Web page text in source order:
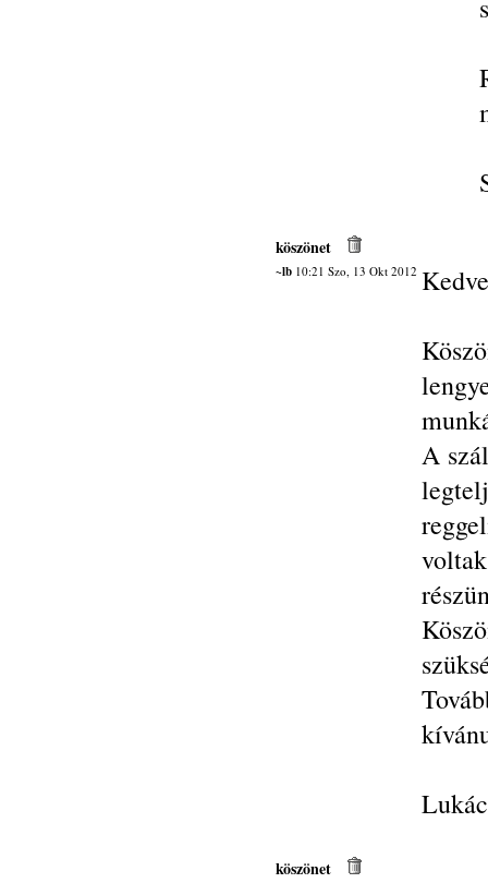
köszönet
~lb10:21 Szo, 13 Okt 2012
A
köszönet